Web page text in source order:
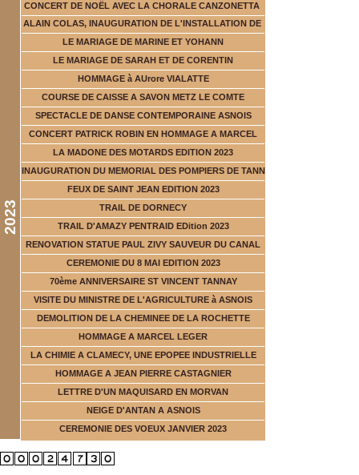
2023
CONCERT DE NOËL AVEC LA CHORALE CANZONETTA
ALAIN COLAS, INAUGURATION DE L'INSTALLATION DE
LE MARIAGE DE MARINE ET YOHANN
LE MARIAGE DE SARAH ET DE CORENTIN
HOMMAGE à AUrore VIALATTE
COURSE DE CAISSE A SAVON METZ LE COMTE
SPECTACLE DE DANSE CONTEMPORAINE ASNOIS
CONCERT PATRICK ROBIN EN HOMMAGE A MARCEL
LA MADONE DES MOTARDS EDITION 2023
INAUGURATION DU MEMORIAL DES POMPIERS DE TANN
FEUX DE SAINT JEAN EDITION 2023
TRAIL DE DORNECY
TRAIL D'AMAZY PENTRAID EDition 2023
RENOVATION STATUE PAUL ZIVY SAUVEUR DU CANAL
CEREMONIE DU 8 MAI EDITION 2023
70ème ANNIVERSAIRE ST VINCENT TANNAY
VISITE DU MINISTRE DE L'AGRICULTURE à ASNOIS
DEMOLITION DE LA CHEMINEE DE LA ROCHETTE
HOMMAGE A MARCEL LEGER
LA CHIMIE A CLAMECY, UNE EPOPEE INDUSTRIELLE
HOMMAGE A JEAN PIERRE CASTAGNIER
LETTRE D'UN MAQUISARD EN MORVAN
NEIGE D'ANTAN A ASNOIS
CEREMONIE DES VOEUX JANVIER 2023